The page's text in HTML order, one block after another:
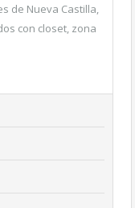
de Nueva Castilla,
con closet, zona